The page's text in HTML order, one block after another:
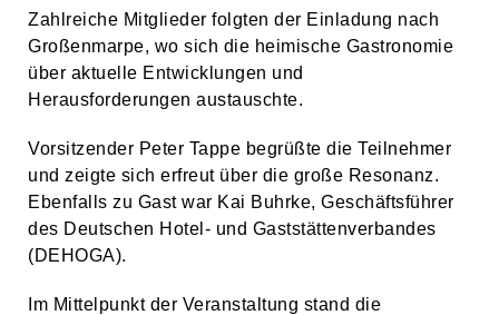
Zahlreiche Mitglieder folgten der Einladung nach
Großenmarpe, wo sich die heimische Gastronomie
über aktuelle Entwicklungen und
Herausforderungen austauschte.
Vorsitzender Peter Tappe begrüßte die Teilnehmer
und zeigte sich erfreut über die große Resonanz.
Ebenfalls zu Gast war Kai Buhrke, Geschäftsführer
des Deutschen Hotel- und Gaststättenverbandes
(DEHOGA).
Im Mittelpunkt der Veranstaltung stand die